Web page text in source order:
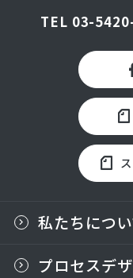
TEL 03-
私たちにつ
プロセスデ